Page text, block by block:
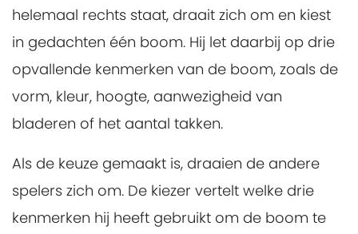
helemaal rechts staat, draait zich om en kiest
in gedachten één boom. Hij let daarbij op drie
opvallende kenmerken van de boom, zoals de
vorm, kleur, hoogte, aanwezigheid van
bladeren of het aantal takken.
Als de keuze gemaakt is, draaien de andere
spelers zich om. De kiezer vertelt welke drie
kenmerken hij heeft gebruikt om de boom te